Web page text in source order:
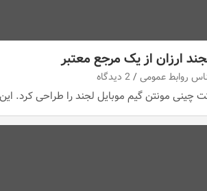
ارزان از یک مرجع معتبر
روابط عمومی 2 دیدگاه